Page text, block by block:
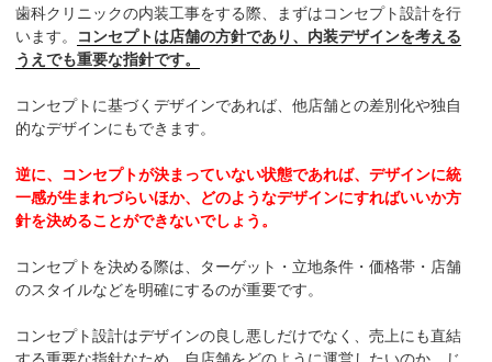
歯科クリニックの内装工事をする際、まずはコンセプト設計を行
います。 コンセプトは店舗の方針であり、内装デザインを考える
うえでも重要な指針です。
コンセプトに基づくデザインであれば、他店舗との差別化や独自
的なデザインにもできます。
逆に、コンセプトが決まっていない状態であれば、デザインに統
一感が生まれづらいほか、どのようなデザインにすればいいか方
針を決めることができないでしょう。
コンセプトを決める際は、ターゲット・立地条件・価格帯・店舗
のスタイルなどを明確にするのが重要です。
コンセプト設計はデザインの良し悪しだけでなく、売上にも直結